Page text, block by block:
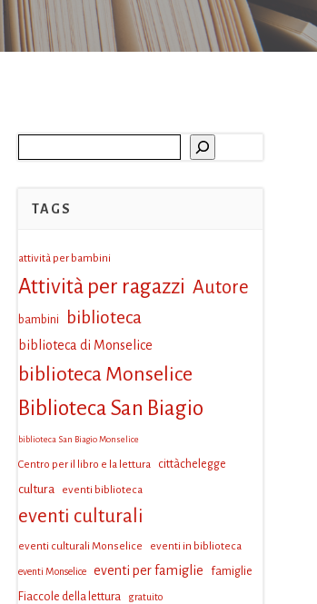
TAGS
attività per bambini
Attività per ragazzi Autore
bambini biblioteca
biblioteca di Monselice
biblioteca Monselice
Biblioteca San Biagio
biblioteca San Biagio Monselice
Centro per il libro e la lettura cittàchelegge
cultura eventi biblioteca
eventi culturali
eventi culturali Monselice eventi in biblioteca
eventi Monselice eventi per famiglie
famiglie
Fiaccole della lettura
gratuito